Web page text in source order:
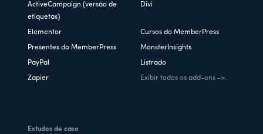
ActiveCampaign (versão de
etiquetas)
Divi
Elementor Cursos do MemberPress
Presentes do MemberPress MonsterInsights
PayPal Listrado
Zapier Exibir todos os add-ons ->.
Estudos de caso